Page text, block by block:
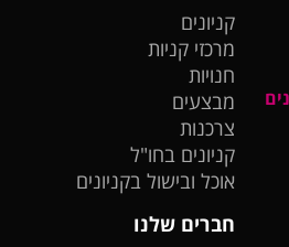
קניונים
מרכזי קניות
חנויות
מבצעים
צרכנות
קניונים בחו"ל
אוכל ובישול בקניונים
חברים שלנו